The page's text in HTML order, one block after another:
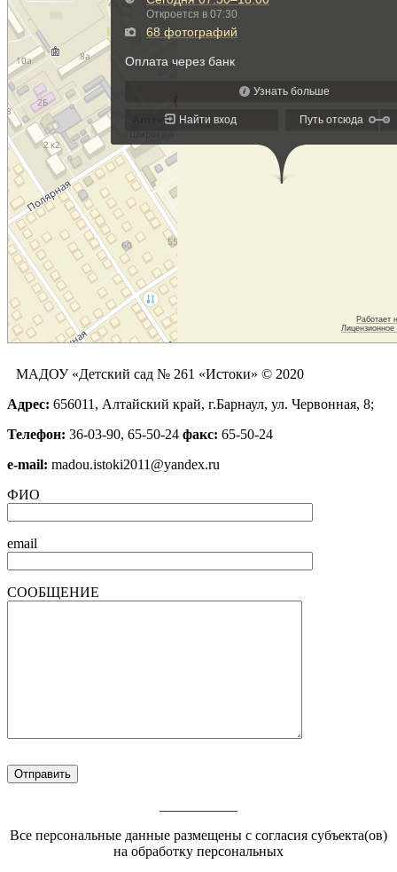
МАДОУ «Детский сад № 261 «Истоки» © 2020
Адрес: 656011, Алтайский край, г.Барнаул, ул. Червонная, 8;
Телефон: 36-03-90, 65-50-24 факс: 65-50-24
е-mail: madou.istoki2011@yandex.ru
ФИО
email
СООБЩЕНИЕ
Все персональные данные размещены с согласия субъекта(ов)
на обработку персональных